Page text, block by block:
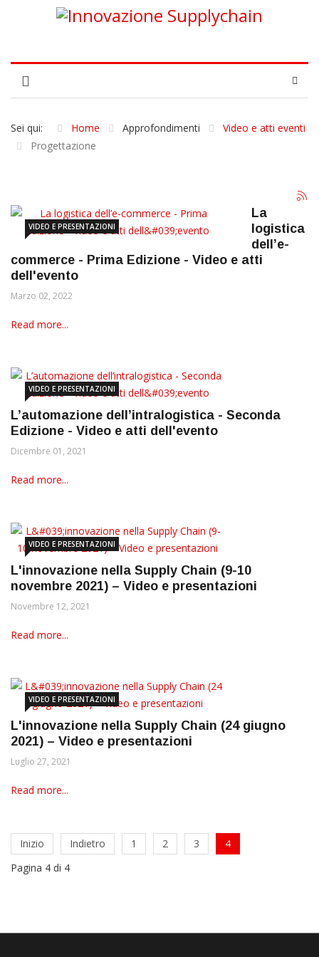
Sei qui: Home Approfondimenti
Video e atti eventi
Progettazione
VIDEO E PRESENTAZIONI
La
logistica
dell’e-
commerce - Prima Edizione - Video e atti
dell'evento
Marzo 02, 2022
Read more...
VIDEO E PRESENTAZIONI
L’automazione dell’intralogistica - Seconda
Edizione - Video e atti dell'evento
Dicembre 01, 2021
Read more...
VIDEO E PRESENTAZIONI
L'innovazione nella Supply Chain (9-10
novembre 2021) – Video e presentazioni
Novembre 12, 2021
Read more...
VIDEO E PRESENTAZIONI
L'innovazione nella Supply Chain (24 giugno
2021) – Video e presentazioni
Luglio 27, 2021
Read more...
Inizio Indietro 1 2 3
4
Pagina 4 di 4